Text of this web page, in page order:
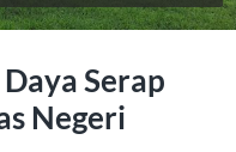
Serap
Negeri